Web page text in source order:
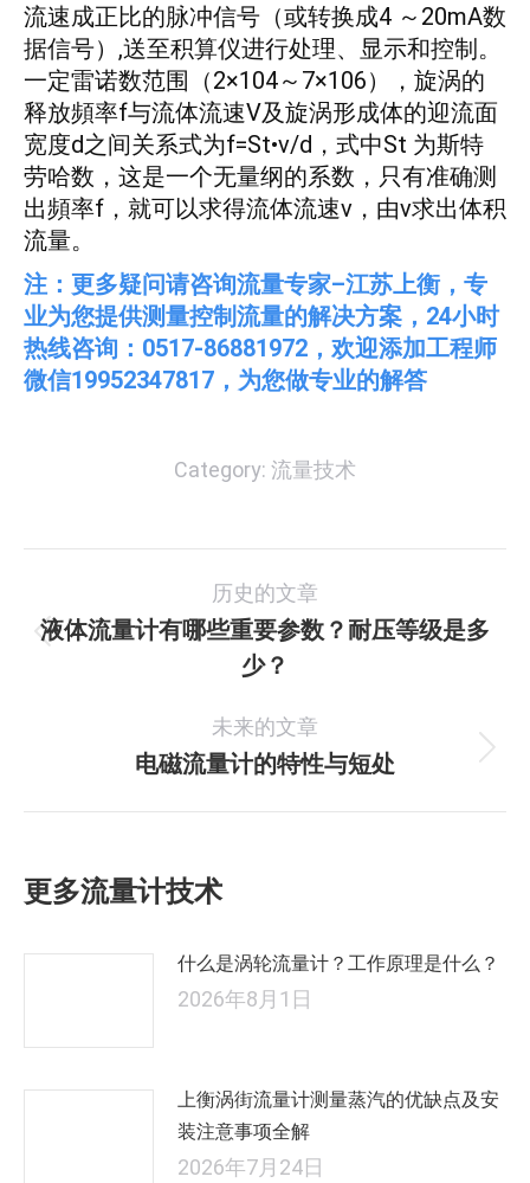
流速成正比的脉冲信号（或转换成4 ～20mA数
据信号）,送至积算仪进行处理、显示和控制。
一定雷诺数范围（2×104～7×106），旋涡的
释放頻率f与流体流速V及旋涡形成体的迎流面
宽度d之间关系式为f=St•v/d，式中St 为斯特
劳哈数，这是一个无量纲的系数，只有准确测
出頻率f，就可以求得流体流速v，由v求出体积
流量。
注：更多疑问请咨询流量专家–江苏上衡，专
业为您提供测量控制流量的解决方案，24小时
热线咨询：0517-86881972，欢迎添加工程师
微信19952347817，为您做专业的解答
Category: 流量技术
章
历史的文章
历
史
文
章：
液体流量计有哪些重要参数？耐压等级是多
少？
未来的文章
未
电磁流量计的特性与短处
更多流量计技术
什么是涡轮流量计？工作原理是什么？
2026年8月1日
上衡涡街流量计测量蒸汽的优缺点及安
装注意事项全解
2026年7月24日